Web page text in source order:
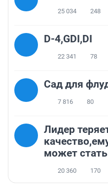
25 034 248
D-4,GDI,DI
22 341 78
Сад для
7 816 80
Лидер
может
20 360 170